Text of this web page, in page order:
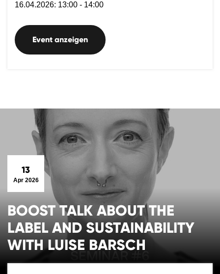
16.04.2026: 13:00 - 14:00
Event anzeigen
13
Apr 2026
BOOST TALK ABOUT THE
LABEL AND SUSTAINABILITY
WITH LUISE BARSCH